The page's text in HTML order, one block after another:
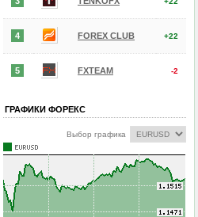
4 FOREX CLUB +22
5 FXTEAM -2
ГРАФИКИ ФОРЕКС
Выбор графика